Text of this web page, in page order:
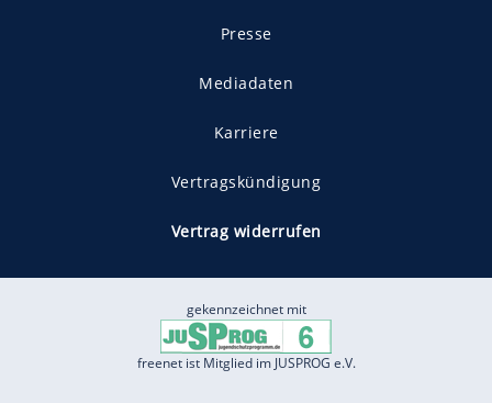
Presse
Mediadaten
Karriere
Vertragskündigung
Vertrag widerrufen
gekennzeichnet mit
freenet ist Mitglied im JUSPROG e.V.